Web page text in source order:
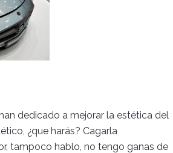
dedicado a mejorar la estética del
¿que harás? Cagarla
tampoco hablo, no tengo ganas de